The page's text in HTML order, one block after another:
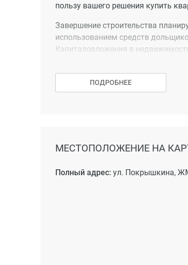
пользу вашего решения купить
Завершение строительства
использованием средств
Капиталовложения в
ПОДРОБНЕЕ
МЕСТОПОЛОЖЕНИЕ НА
Полный адрес: ул. Покрышкина,